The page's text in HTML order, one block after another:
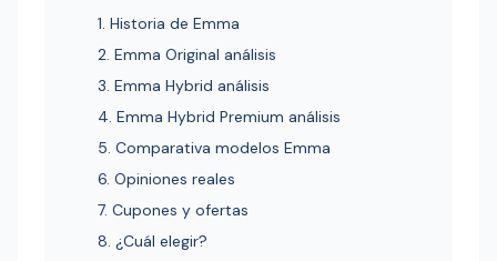
1. Historia de Emma
2. Emma Original análisis
3. Emma Hybrid análisis
4. Emma Hybrid Premium análisis
5. Comparativa modelos Emma
6. Opiniones reales
7. Cupones y ofertas
8. ¿Cuál elegir?